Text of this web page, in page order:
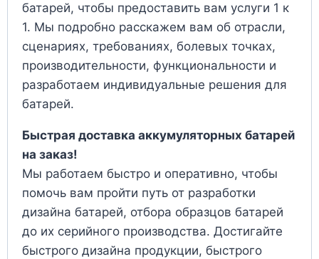
батарей, чтобы предоставить вам услуги 1 к
1. Мы подробно расскажем вам об отрасли,
сценариях, требованиях, болевых точках,
производительности, функциональности и
разработаем индивидуальные решения для
батарей.
Быстрая доставка аккумуляторных батарей
на заказ!
Мы работаем быстро и оперативно, чтобы
помочь вам пройти путь от разработки
дизайна батарей, отбора образцов батарей
до их серийного производства. Достигайте
быстрого дизайна продукции, быстрого